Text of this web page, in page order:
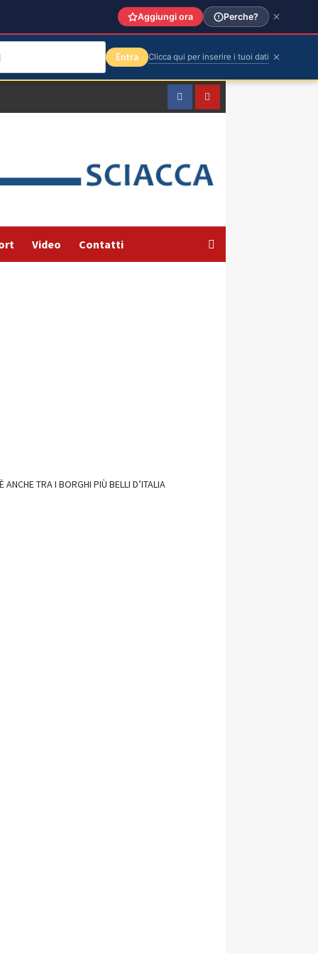
FacebookYountube
Video Contatti
TRA I BORGHI PIÙ BELLI D’ITALIA
Aggiungi ora Perche?
Entra Clicca qui per inserire i tuoi dati